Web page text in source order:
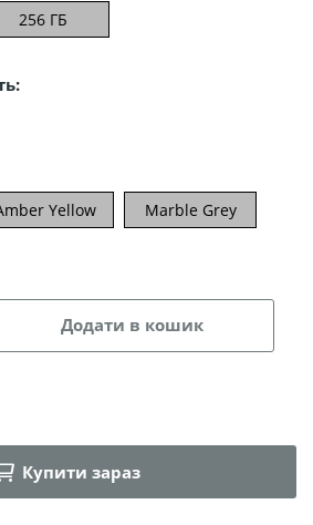
256 ГБ
Yellow
Marble Grey
Додати в кошик
Купити зараз